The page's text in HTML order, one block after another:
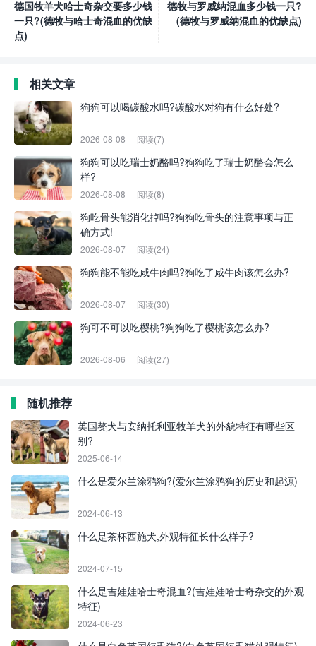
德国牧羊犬哈士奇杂交要多少钱
一只?(德牧与哈士奇混血的优缺
点)
德牧与罗威纳混血多少钱一只?
(德牧与罗威纳混血的优缺点)
相关文章
狗狗可以喝碳酸水吗?碳酸水对狗有什么好处?
2026-08-08 阅读(7)
狗狗可以吃瑞士奶酪吗?狗狗吃了瑞士奶酪会怎么
样?
2026-08-08 阅读(8)
狗吃骨头能消化掉吗?狗狗吃骨头的注意事项与正
确方式!
2026-08-07 阅读(24)
狗狗能不能吃咸牛肉吗?狗吃了咸牛肉该怎么办?
2026-08-07 阅读(30)
狗可不可以吃樱桃?狗狗吃了樱桃该怎么办?
2026-08-06 阅读(27)
随机推荐
英国獒犬与安纳托利亚牧羊犬的外貌特征有哪些区
别?
2025-06-14
什么是爱尔兰涂鸦狗?(爱尔兰涂鸦狗的历史和起源)
2024-06-13
什么是茶杯西施犬,外观特征长什么样子?
2024-07-15
什么是吉娃娃哈士奇混血?(吉娃娃哈士奇杂交的外观
特征)
2024-06-23